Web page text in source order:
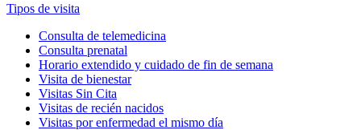
Tipos de visita
Consulta de telemedicina
Consulta prenatal
Horario extendido y cuidado de fin de semana
Visita de bienestar
Visitas Sin Cita
Visitas de recién nacidos
Visitas por enfermedad el mismo día